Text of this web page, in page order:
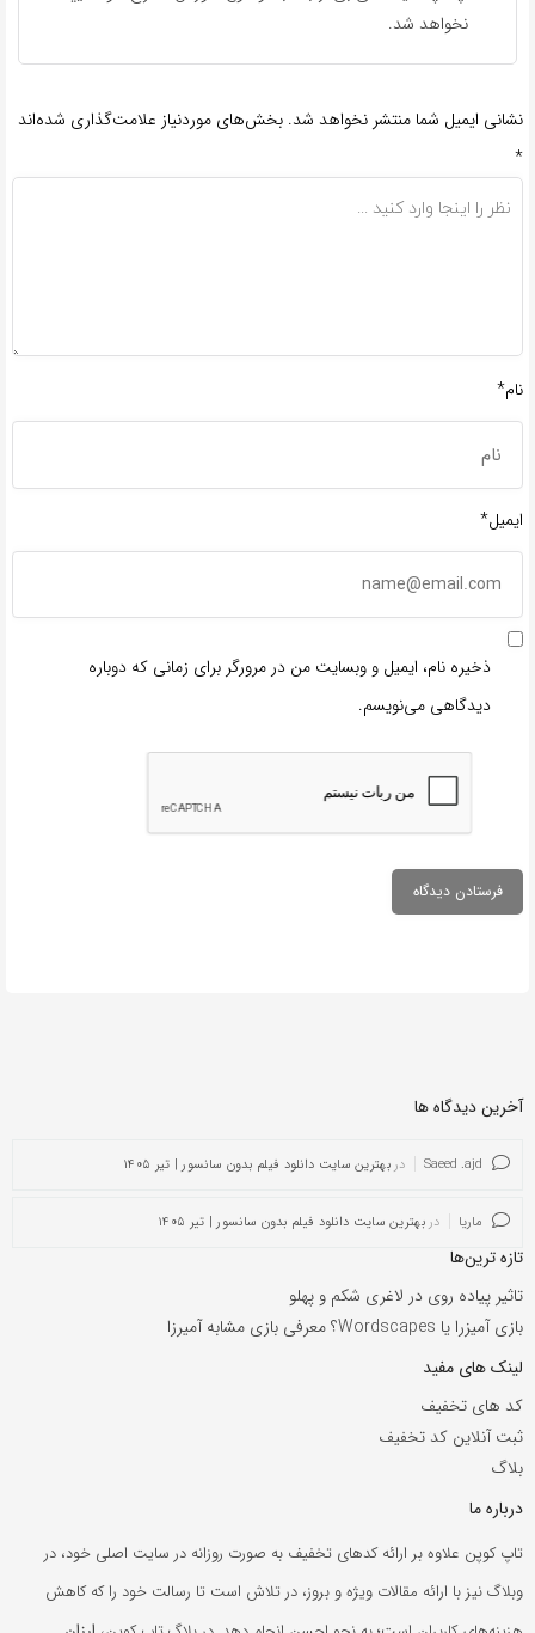
نخواهد شد.
نشانی ایمیل شما منتشر نخواهد شد. بخش‌های موردنیاز علامت‌گذاری شده‌اند
*
نام*
ایمیل*
ذخیره نام، ایمیل و وبسایت من در مرورگر برای زمانی که دوباره
دیدگاهی می‌نویسم.
آخرین دیدگاه ها
Saeed .ajd در بهترین سایت دانلود فیلم بدون سانسور | تیر ۱۴۰۵
ماریا در بهترین سایت دانلود فیلم بدون سانسور | تیر ۱۴۰۵
تازه ترین‌ها
تاثیر پیاده روی در لاغری شکم و پهلو
بازی آمیزرا یا Wordscapes؟ معرفی بازی مشابه آمیرزا
لینک های مفید
کد های تخفیف
ثبت آنلاین کد تخفیف
بلاگ
درباره ما
تاپ کوپن علاوه بر ارائه کدهای تخفیف به صورت روزانه در سایت اصلی خود، در
وبلاگ نیز با ارائه مقالات ویژه و بروز، در تلاش است تا رسالت خود را که کاهش